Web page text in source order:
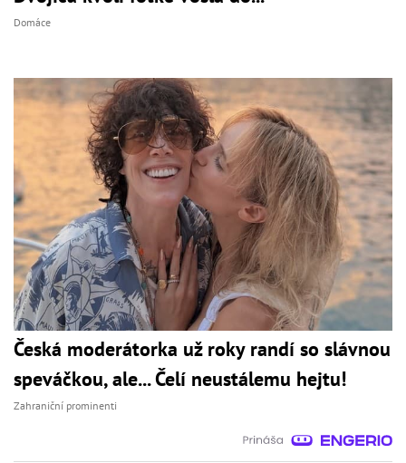
Domáce
Česká moderátorka už roky randí so slávnou
speváčkou, ale... Čelí neustálemu hejtu!
Zahraniční prominenti